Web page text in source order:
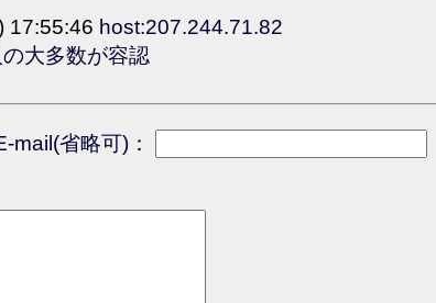
17:55:46 host:207.244.71.82
大多数が容認
mail(省略可)：